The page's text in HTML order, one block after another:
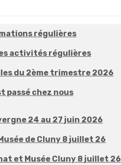
régulières
activités régulières
du 2ème trimestre 2026
passé chez nous
24 au 27 juin 2026
de Cluny 8 juillet 26
et Musée Cluny 8 juillet 26